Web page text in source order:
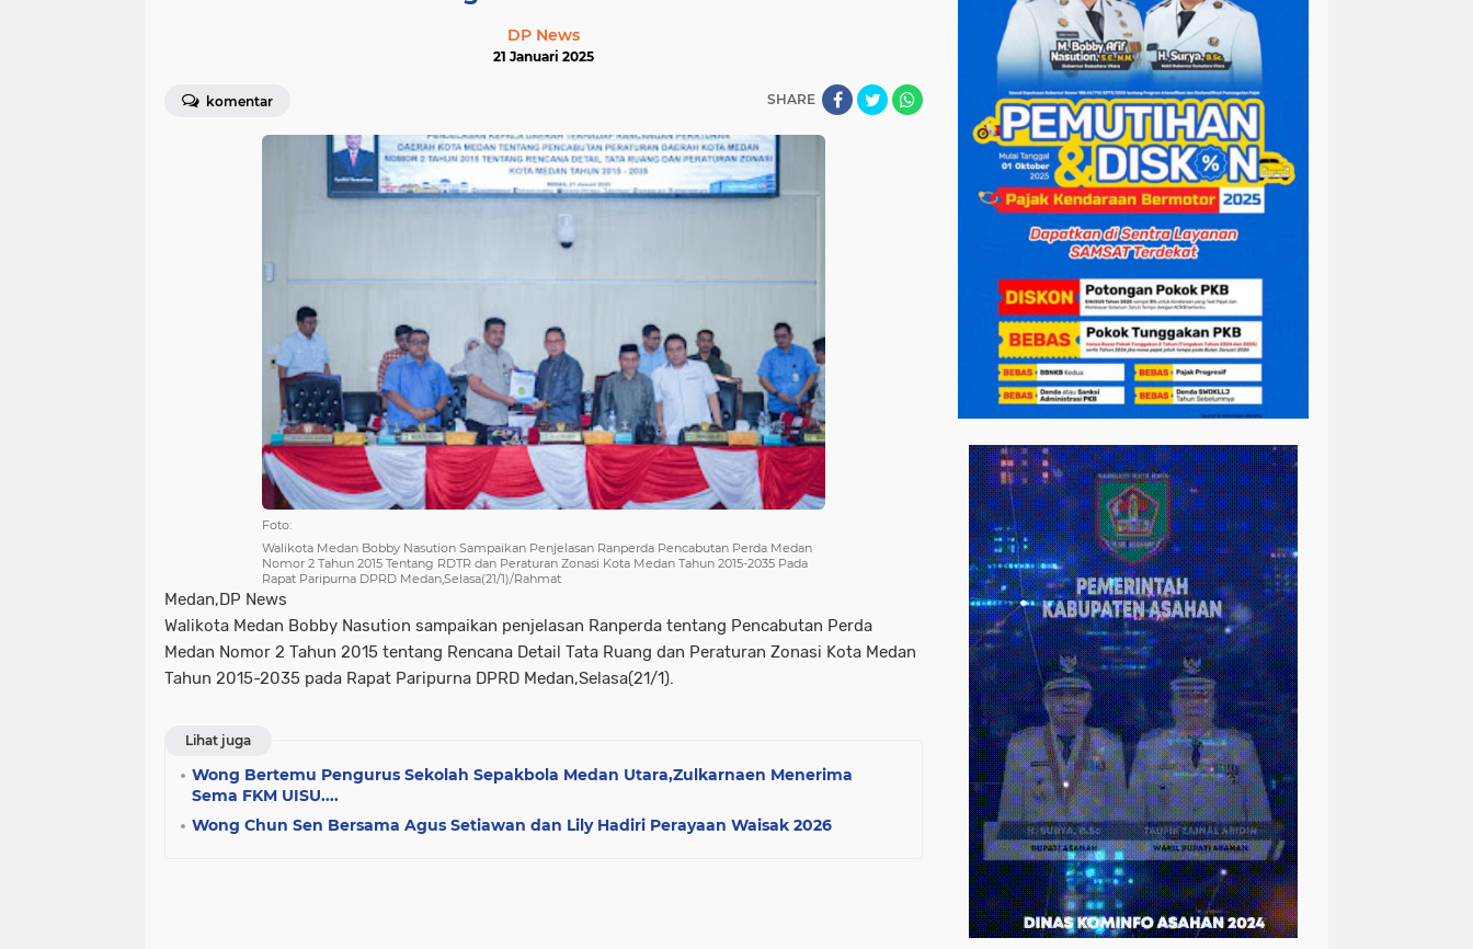
DP News
21 Januari 2025
komentar SHARE
Foto:
Walikota Medan Bobby Nasution Sampaikan Penjelasan Ranperda Pencabutan Perda Medan
Nomor 2 Tahun 2015 Tentang RDTR dan Peraturan Zonasi Kota Medan Tahun 2015-2035 Pada
Rapat Paripurna DPRD Medan,Selasa(21/1)/Rahmat
Medan,DP News
Walikota Medan Bobby Nasution sampaikan penjelasan Ranperda tentang Pencabutan Perda
Medan Nomor 2 Tahun 2015 tentang Rencana Detail Tata Ruang dan Peraturan Zonasi Kota Medan
Tahun 2015-2035 pada Rapat Paripurna DPRD Medan,Selasa(21/1).
Lihat juga
Wong Bertemu Pengurus Sekolah Sepakbola Medan Utara,Zulkarnaen Menerima
Sema FKM UISU....
Wong Chun Sen Bersama Agus Setiawan dan Lily Hadiri Perayaan Waisak 2026